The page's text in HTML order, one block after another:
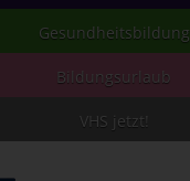
Gesundheitsbildung
Bildungsurlaub
VHS jetzt!